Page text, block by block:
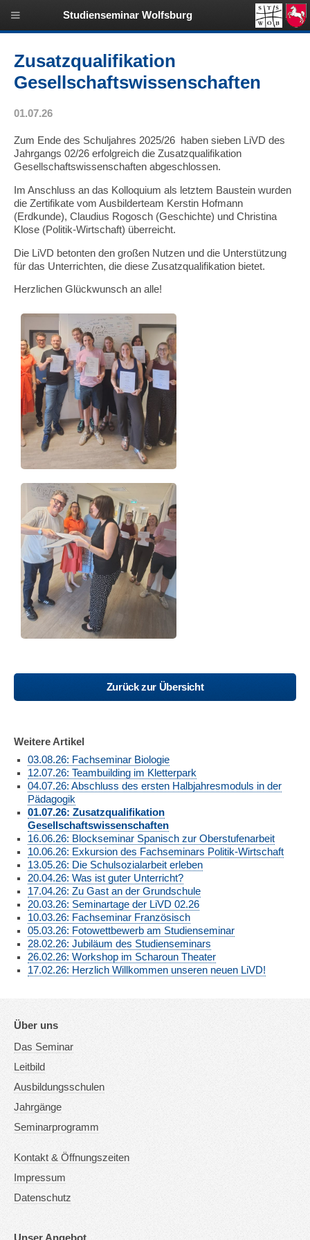
Zusatzqualifikation
Gesellschaftswissenschaften
01.07.26
Zum Ende des Schuljahres 2025/26 haben sieben LiVD des
Jahrgangs 02/26 erfolgreich die Zusatzqualifikation
Gesellschaftswissenschaften abgeschlossen.
Im Anschluss an das Kolloquium als letztem Baustein wurden
die Zertifikate vom Ausbilderteam Kerstin Hofmann
(Erdkunde), Claudius Rogosch (Geschichte) und Christina
Klose (Politik-Wirtschaft) überreicht.
Die LiVD betonten den großen Nutzen und die Unterstützung
für das Unterrichten, die diese Zusatzqualifikation bietet.
Herzlichen Glückwunsch an alle!
Zurück zur Übersicht
Weitere Artikel
03.08.26: Fachseminar Biologie
12.07.26: Teambuilding im Kletterpark
04.07.26: Abschluss des ersten Halbjahresmoduls in der
Pädagogik
01.07.26: Zusatzqualifikation
Gesellschaftswissenschaften
16.06.26: Blockseminar Spanisch zur Oberstufenarbeit
10.06.26: Exkursion des Fachseminars Politik-Wirtschaft
13.05.26: Die Schulsozialarbeit erleben
20.04.26: Was ist guter Unterricht?
17.04.26: Zu Gast an der Grundschule
20.03.26: Seminartage der LiVD 02.26
10.03.26: Fachseminar Französisch
05.03.26: Fotowettbewerb am Studienseminar
28.02.26: Jubiläum des Studienseminars
26.02.26: Workshop im Scharoun Theater
17.02.26: Herzlich Willkommen unseren neuen LiVD!
Über uns
Das Seminar
Leitbild
Ausbildungsschulen
Jahrgänge
Seminarprogramm
Kontakt & Öffnungszeiten
Impressum
Datenschutz
Studienseminar Wolfsburg